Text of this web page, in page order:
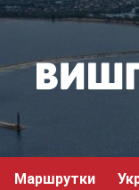
Маршрутки